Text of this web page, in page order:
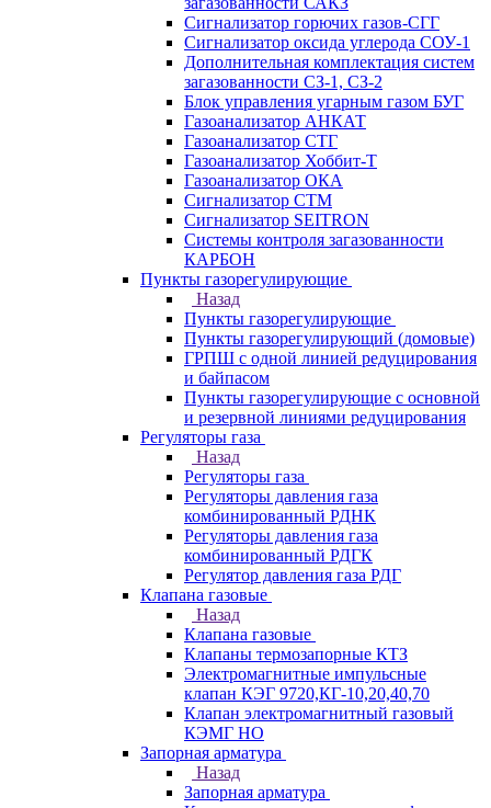
Сигнализатор горючих газов-СГГ
Сигнализатор оксида углерода СОУ-1
Дополнительная комплектация систем
загазованности СЗ-1, СЗ-2
Блок управления угарным газом БУГ
Газоанализатор АНКАТ
Газоанализатор СТГ
Газоанализатор Хоббит-Т
Газоанализатор ОКА
Сигнализатор СТМ
Сигнализатор SEITRON
Системы контроля загазованности
КАРБОН
Пункты газорегулирующие
Назад
Пункты газорегулирующие
Пункты газорегулирующий (домовые)
ГРПШ с одной линией редуцирования
и байпасом
Пункты газорегулирующие с основной
и резервной линиями редуцирования
Регуляторы газа
Назад
Регуляторы газа
Регуляторы давления газа
комбинированный РДНК
Регуляторы давления газа
комбинированный РДГК
Регулятор давления газа РДГ
Клапана газовые
Назад
Клапана газовые
Клапаны термозапорные КТЗ
Электромагнитные импульсные
клапан КЭГ 9720,КГ-10,20,40,70
Клапан электромагнитный газовый
КЭМГ НО
Запорная арматура
Назад
Запорная арматура